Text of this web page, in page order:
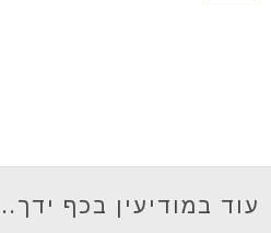
עוד במודיעין בכף